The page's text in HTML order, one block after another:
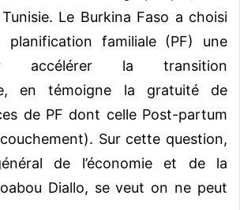
Tunisie. Le Burkina Faso a choisi
familiale (PF) une
accélérer la transition
en témoigne la gratuité de
de PF dont celle Post-partum
Sur cette question,
de l’économie et de la
Diallo, se veut on ne peut